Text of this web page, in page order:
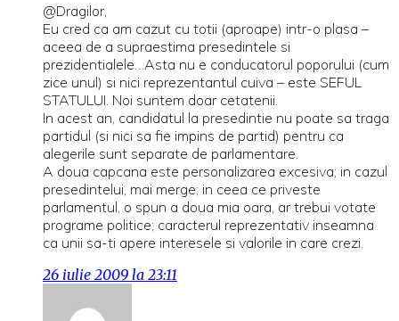
@Dragilor,
Eu cred ca am cazut cu totii (aproape) intr-o plasa –
aceea de a supraestima presedintele si
prezidentialele…Asta nu e conducatorul poporului (cum
zice unul) si nici reprezentantul cuiva – este SEFUL
STATULUI. Noi suntem doar cetatenii.
In acest an, candidatul la presedintie nu poate sa traga
partidul (si nici sa fie impins de partid) pentru ca
alegerile sunt separate de parlamentare.
A doua capcana este personalizarea excesiva; in cazul
presedintelui, mai merge; in ceea ce priveste
parlamentul, o spun a doua mia oara, ar trebui votate
programe politice; caracterul reprezentativ inseamna
ca unii sa-ti apere interesele si valorile in care crezi.
26 iulie 2009 la 23:11